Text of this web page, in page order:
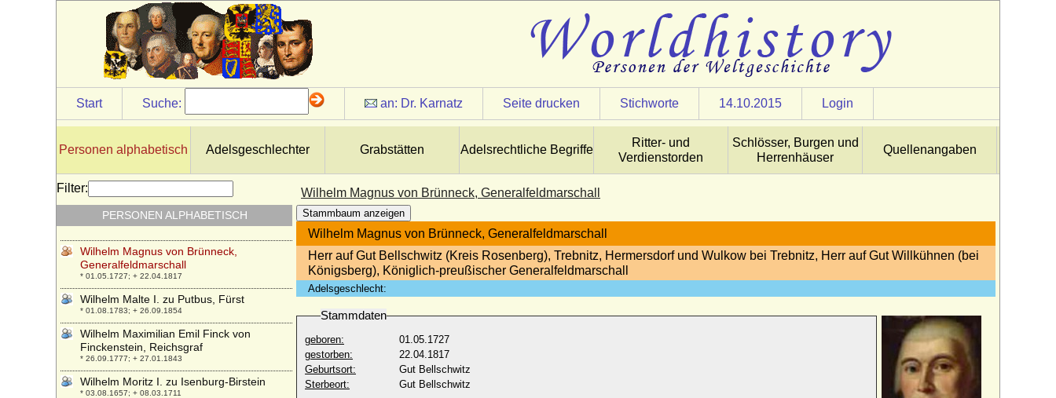
Start Suche: an: Dr. Karnatz Seite drucken Stichworte 14.10.2015 Login
Personen alphabetisch Adelsgeschlechter Grabstätten Adelsrechtliche Begriffe
Ritter- und
Verdienstorden
Schlösser, Burgen und
Herrenhäuser
Quellenangaben
Wilhelm Magnus von Brünneck, Generalfeldmarschall
Stammbaum anzeigen
Wilhelm Magnus von Brünneck, Generalfeldmarschall
Herr auf Gut Bellschwitz (Kreis Rosenberg), Trebnitz, Hermersdorf und Wulkow bei Trebnitz, Herr auf Gut Willkühnen (bei
Königsberg), Königlich-preußischer Generalfeldmarschall
Adelsgeschlecht:
Stammdaten
geboren:
01.05.1727
gestorben:
22.04.1817
Geburtsort:
Gut Bellschwitz
Sterbeort:
Gut Bellschwitz
Filter:
PERSONEN ALPHABETISCH
* 03.08.1638; + 13.04.1665
Wilhelm Ludwig von Baden
* 14.01.1732; + 17.12.1788
Wilhelm Ludwig von Bissing, Kgl.-Preuß.
Generalmajor
* 12.02.1682; + 08.04.1762
Wilhelm Ludwig von Nassau-Dillenburg
Wilhelm Ludwig von Nassau-Saarbrücken
* 18.12.1590; + 22.08.1640
Wilhelm Ludwig von Schwerin
* 17.06.1801; + 27.10.1865
Wilhelm Ludwig von Württemberg, Herzog
* 07.01.1647; + 23.06.1677
Wilhelm Magnus von Brünneck,
Generalfeldmarschall
* 01.05.1727; + 22.04.1817
Wilhelm Malte I. zu Putbus, Fürst
* 01.08.1783; + 26.09.1854
Wilhelm Maximilian Emil Finck von
Finckenstein, Reichsgraf
* 26.09.1777; + 27.01.1843
Wilhelm Moritz I. zu Isenburg-Birstein
* 03.08.1657; + 08.03.1711